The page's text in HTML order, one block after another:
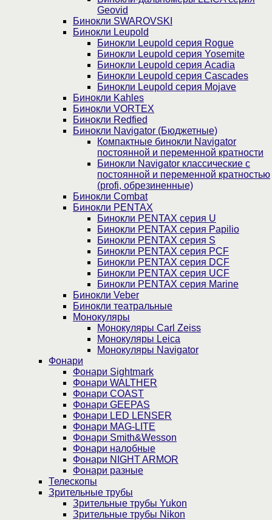
Geovid
Бинокли SWAROVSKI
Бинокли Leupold
Бинокли Leupold серия Rogue
Бинокли Leupold серия Yosemite
Бинокли Leupold серия Acadia
Бинокли Leupold серия Cascades
Бинокли Leupold серия Mojave
Бинокли Kahles
Бинокли VORTEX
Бинокли Redfied
Бинокли Navigator (Бюджетные)
Компактные бинокли Navigator
постоянной и переменной кратности
Бинокли Navigator классические с
постоянной и переменной кратностью
(profi, обрезиненные)
Бинокли Combat
Бинокли PENTAX
Бинокли PENTAX серия U
Бинокли PENTAX серия Papilio
Бинокли PENTAX серия S
Бинокли PENTAX серия PCF
Бинокли PENTAX серия DCF
Бинокли PENTAX серия UCF
Бинокли PENTAX серия Marine
Бинокли Veber
Бинокли театральные
Монокуляры
Монокуляры Carl Zeiss
Монокуляры Leica
Монокуляры Navigator
Фонари
Фонари Sightmark
Фонари WALTHER
Фонари COAST
Фонари GEEPAS
Фонари LED LENSER
Фонари MAG-LITE
Фонари Smith&Wesson
Фонари налобные
Фонари NIGHT ARMOR
Фонари разные
Телескопы
Зрительные трубы
Зрительные трубы Yukon
Зрительные трубы Nikon